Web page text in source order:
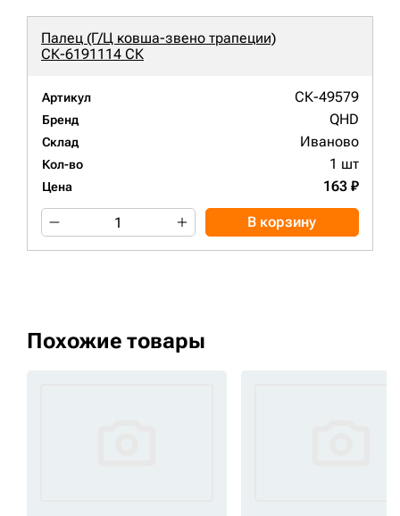
Палец (Г/Ц ковша-звено трапеции)
СК-6191114 СК
Артикул СК-49579
Бренд QHD
Склад Иваново
Кол-во 1 шт
Цена 163 ₽
В корзину
Похожие товары